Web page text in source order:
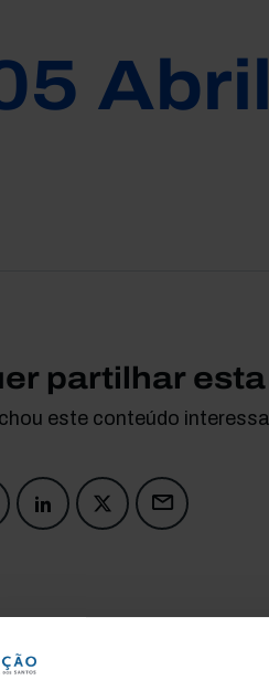
partilhar
este conteúdo